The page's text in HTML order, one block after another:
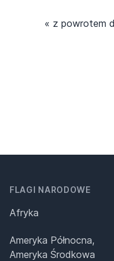
« z powrotem
FLAGI NARODOWE
Afryka
Ameryka Północna,
Ameryka Środkowa